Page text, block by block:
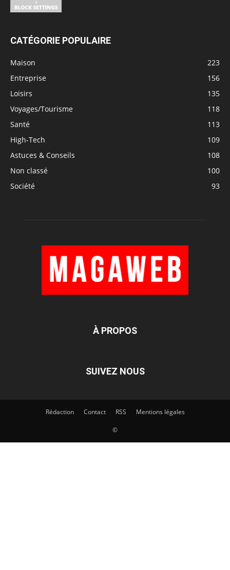
CATÉGORIE POPULAIRE
Maison
223
Entreprise
156
Loisirs
135
Voyages/Tourisme
118
Santé
113
High-Tech
109
Astuces & Conseils
108
Non classé
100
Société
93
À PROPOS
SUIVEZ NOUS
Rédaction Contact RSS Mentions légales
©